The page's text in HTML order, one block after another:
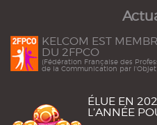
KELCOM EST
DU 2FPCO
(Fédération Française des
de la Communication par
ÉLUE EN
L’ANNÉE